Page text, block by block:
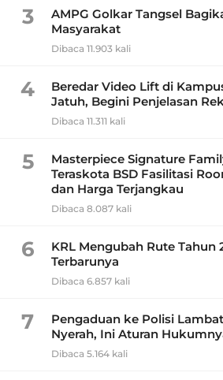
3
AMPG Golkar Tangsel
Masyarakat
Dibaca 11.903 kali
4
Beredar Video Lift di
Jatuh, Begini Penjelasan
Dibaca 11.311 kali
5
Masterpiece Signature
Teraskota BSD Fasilitasi
dan Harga Terjangkau
Dibaca 8.087 kali
6
KRL Mengubah Rute Tahun
Terbarunya
Dibaca 6.857 kali
7
Pengaduan ke Polisi
Nyerah, Ini Aturan
Dibaca 5.164 kali